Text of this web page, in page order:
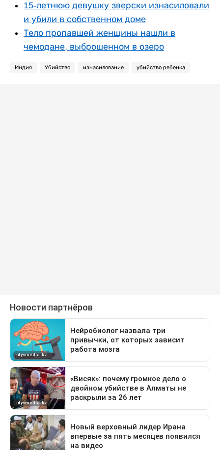
15-летнюю девушку зверски изнасиловали
и убили в собственном доме
Тело пропавшей женщины нашли в
чемодане, выброшенном в озеро
Индия Убийство изнасилование убийство ребенка